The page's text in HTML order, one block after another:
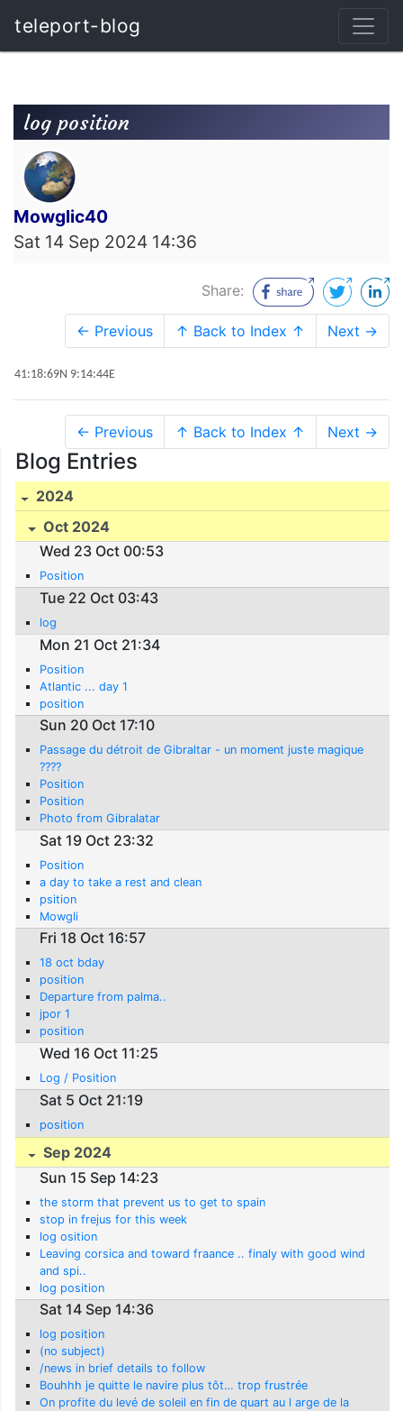
teleport-blog
log position
Mowglic40
Sat 14 Sep 2024 14:36
Share:
← Previous ↑ Back to Index ↑ Next →
41:18:69N 9:14:44E
← Previous ↑ Back to Index ↑ Next →
Blog Entries
2024
Oct 2024
Wed 23 Oct 00:53
Position
Tue 22 Oct 03:43
log
Mon 21 Oct 21:34
Position
Atlantic ... day 1
position
Sun 20 Oct 17:10
Passage du détroit de Gibraltar - un moment juste magique
????
Position
Position
Photo from Gibralatar
Sat 19 Oct 23:32
Position
a day to take a rest and clean
psition
Mowgli
Fri 18 Oct 16:57
18 oct bday
position
Departure from palma..
jpor 1
position
Wed 16 Oct 11:25
Log / Position
Sat 5 Oct 21:19
position
Sep 2024
Sun 15 Sep 14:23
the storm that prevent us to get to spain
stop in frejus for this week
log osition
Leaving corsica and toward fraance .. finaly with good wind
and spi..
log position
Sat 14 Sep 14:36
log position
(no subject)
/news in brief details to follow
Bouhhh je quitte le navire plus tôt… trop frustrée
On profite du levé de soleil en fin de quart au l arge de la